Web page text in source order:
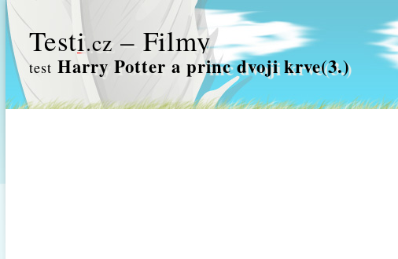
Testi.cz – Filmy
test Harry Potter a princ dvoji krve(3.)